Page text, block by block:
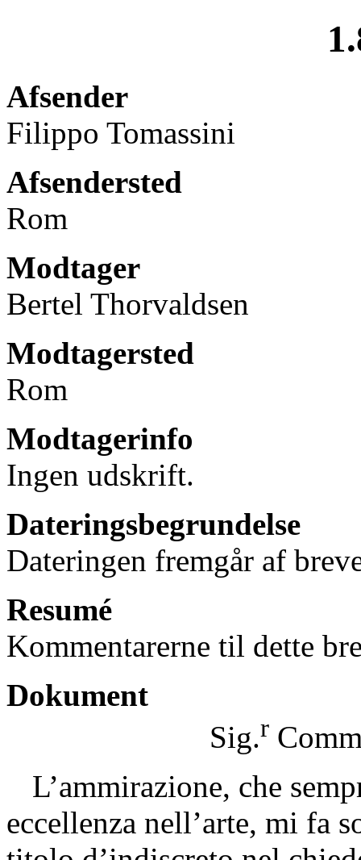
Afsender
Filippo Tomassini
Afsendersted
Rom
Modtager
Bertel Thorvaldsen
Modtagersted
Rom
Modtagerinfo
Ingen udskrift.
Dateringsbegrundelse
Dateringen fremgår af
Resumé
Kommentarerne til dette
Dokument
Sig.r
L’ammirazione, che
eccellenza nell’arte, mi fa